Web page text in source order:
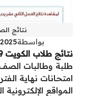
نتائج
بواسطة
نتائج طلاب الكويت 2019:
امتحانات نهاية
المواقع الإلكترونية